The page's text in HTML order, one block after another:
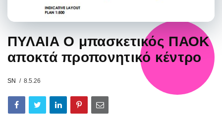
ΠΥΛΑΙΑ Ο μπασκετικός ΠΑΟΚ
αποκτά προπονητικό κέντρο
SN 8.5.26